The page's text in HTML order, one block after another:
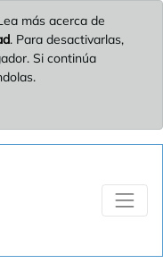
más acerca de
. Para desactivarlas,
Si continúa